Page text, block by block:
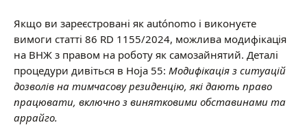
Якщо ви зареєстровані як autónomo і виконуєте
вимоги статті 86 RD 1155/2024, можлива модифікація
на ВНЖ з правом на роботу як самозайнятий. Деталі
процедури дивіться в Hoja 55: Модифікація з ситуацій
дозволів на тимчасову резиденцію, які дають право
працювати, включно з винятковими обставинами та
аррайго.